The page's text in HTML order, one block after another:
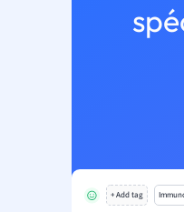
+ Add tag